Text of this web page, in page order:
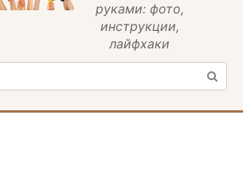
руками: фото,
инструкции,
лайфхаки